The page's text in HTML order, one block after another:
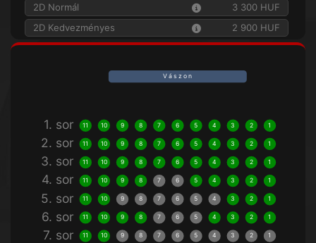
2D Normál
3 300 HUF
2D Kedvezményes
2 900 HUF
V á s z o n
1. sor 11 10 9 8 7 6 5 4 3 2 1
2. sor 11 10 9 8 7 6 5 4 3 2 1
3. sor 11 10 9 8 7 6 5 4 3 2 1
4. sor 11 10 9 8 7 6 5 4 3 2 1
5. sor 11 10 9 8 7 6 5 4 3 2 1
6. sor 11 10 9 8 7 6 5 4 3 2 1
7. sor 11 10 9 8 7 6 5 4 3 2 1